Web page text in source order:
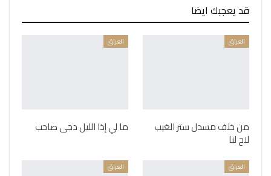
قد يعجبك ايضا
العراق
من خلف مسدل ستر الغيب
لاح لنا
العراق
ما لي إذا الليل دجى صاحب
العراق العراق